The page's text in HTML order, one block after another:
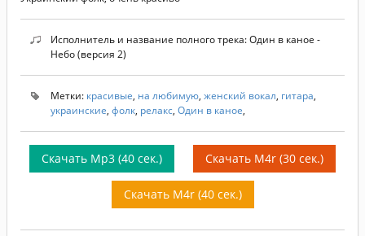
Исполнитель и название полного трека: Один в каное -
Небо (версия 2)
Метки: красивые, на любимую, женский вокал, гитара,
украинские, фолк, релакс, Один в каное,
Скачать Mp3 (40 сек.) Скачать M4r (30 сек.)
Скачать M4r (40 сек.)